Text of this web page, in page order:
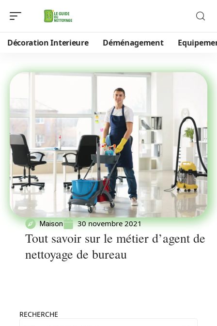
Décoration Interieure Déménagement
Maison 30 novembre 2021
Tout savoir sur le métier d’agent de
nettoyage de bureau
RECHERCHE